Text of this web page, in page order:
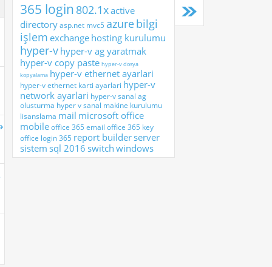
365 login 802.1xactive
directoryasp.net mvc5 azurebilgi
işlem exchange hosting kurulumu
hyper-v hyper-v ag yaratmak
hyper-v copy paste hyper-v dosya
kopyalama hyper-v ethernet ayarlari
hyper-v ethernet karti ayarlari hyper-v
network ayarlari hyper-v sanal ag
olusturma hyper v sanal makine kurulumu
lisanslama mail microsoft office
mobileoffice 365 email office 365 key
office login 365 report builderserver
sistem sql 2016 switch windows